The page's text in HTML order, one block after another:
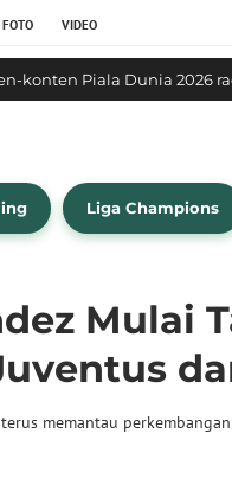
FOTO VIDEO
konten Piala Dunia 2026
Liga Champions
Mulai
memantau